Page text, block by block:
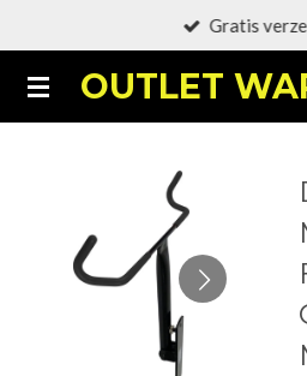
naar
de
OUTLET
Gratis